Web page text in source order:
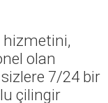
hizmetini,
olan
7/24 bir
çilingir